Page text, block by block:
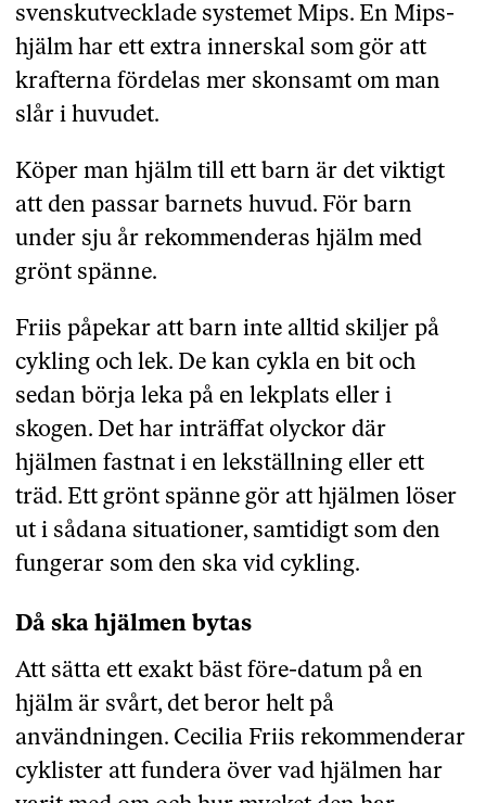
svenskutvecklade systemet Mips. En Mips-
hjälm har ett extra innerskal som gör att
krafterna fördelas mer skonsamt om man
slår i huvudet.
Köper man hjälm till ett barn är det viktigt
att den passar barnets huvud. För barn
under sju år rekommenderas hjälm med
grönt spänne.
Friis påpekar att barn inte alltid skiljer på
cykling och lek. De kan cykla en bit och
sedan börja leka på en lekplats eller i
skogen. Det har inträffat olyckor där
hjälmen fastnat i en lekställning eller ett
träd. Ett grönt spänne gör att hjälmen löser
ut i sådana situationer, samtidigt som den
fungerar som den ska vid cykling.
Då ska hjälmen bytas
Att sätta ett exakt bäst före-datum på en
hjälm är svårt, det beror helt på
användningen. Cecilia Friis rekommenderar
cyklister att fundera över vad hjälmen har